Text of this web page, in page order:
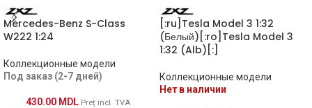
Mercedes-Benz S-Class
W222 1:24
Коллекционные модели
Под заказ (2-7 дней)
430.00 MDL Preț incl. TVA
[:ru]Tesla Model 3 1:32
(Белый)[:ro]Tesla Model 3
1:32 (Alb)[:]
Коллекционные модели
Нет в наличии